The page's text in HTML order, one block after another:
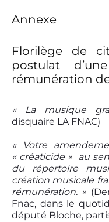
Annexe
Florilège de
postulat
rémunération
« La musique
disquaire LA FNAC)
« Votre
« créaticide » ­ au
du répertoire
création musicale
rémunération. »
Fnac, dans le
député Bloche,